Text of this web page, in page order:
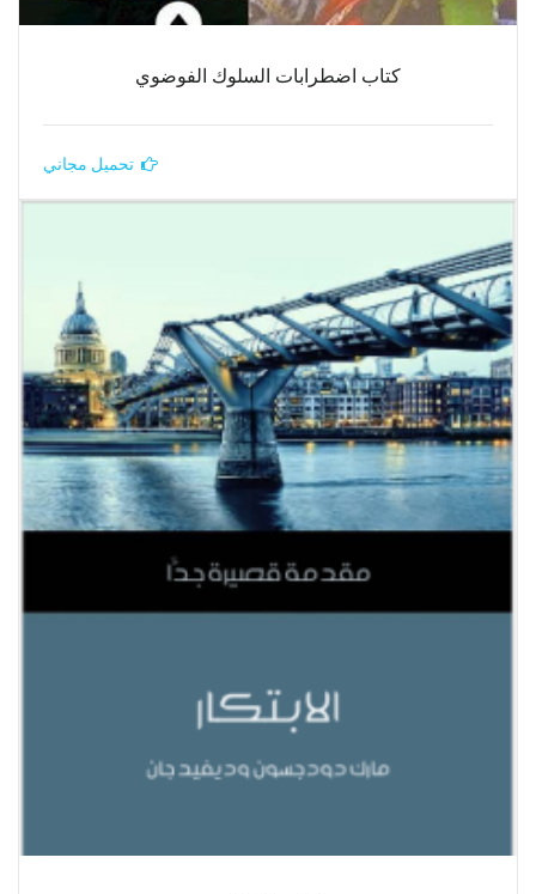
كتاب اضطرابات السلوك الفوضوي
تحميل مجاني